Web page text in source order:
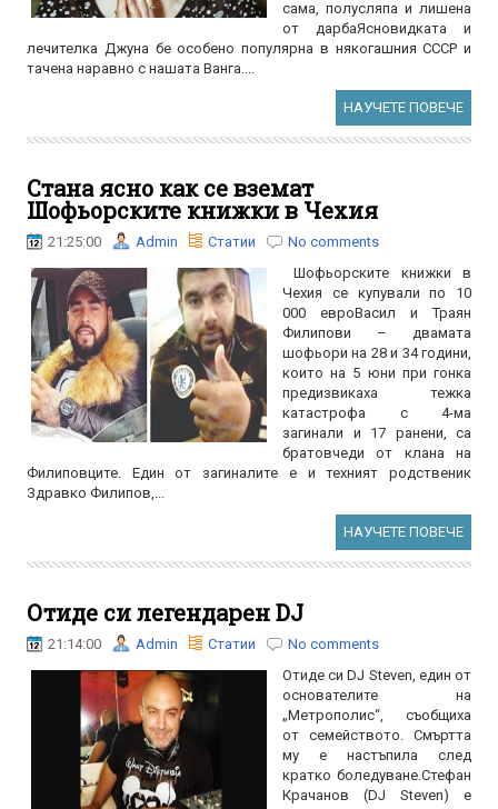
сама, полусляпа и лишена
от дарбаЯсновидката и
лечителка Джуна бе особено популярна в някогашния СССР и
тачена наравно с нашата Ванга....
НАУЧЕТЕ ПОВЕЧЕ
Стана ясно как се вземат
Шофьорските книжки в Чехия
21:25:00 Admin Статии
No comments
Шофьорските книжки в
Чехия се купували по 10
000 евроВасил и Траян
Филипови – двамата
шофьори на 28 и 34 години,
които на 5 юни при гонка
предизвикаха тежка
катастрофа с 4-ма
загинали и 17 ранени, са
братовчеди от клана на
Филиповците. Един от загиналите е и техният родственик
Здравко Филипов,...
НАУЧЕТЕ ПОВЕЧЕ
Отиде си легендарен DJ
21:14:00 Admin Статии
No comments
Отиде си DJ Steven, един от
основателите на
„Метрополис“, съобщиха
от семейството. Смъртта
му е настъпила след
кратко боледуване.Стефан
Крачанов (DJ Steven) е